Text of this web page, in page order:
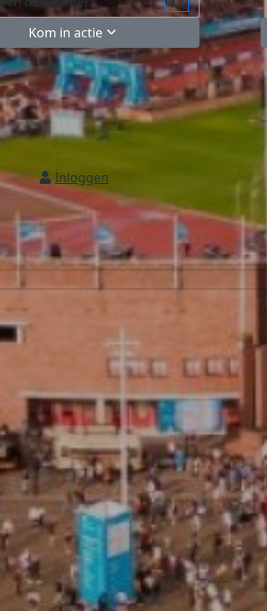
Kom in actie
Inloggen